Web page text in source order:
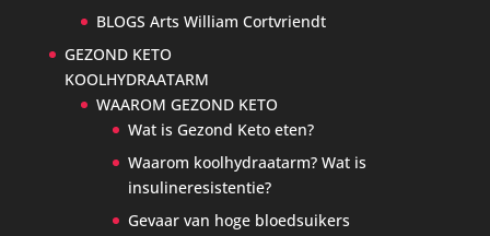
BLOGS Arts William Cortvriendt
GEZOND KETO
KOOLHYDRAATARM
WAAROM GEZOND KETO
Wat is Gezond Keto eten?
Waarom koolhydraatarm? Wat is
insulineresistentie?
Gevaar van hoge bloedsuikers